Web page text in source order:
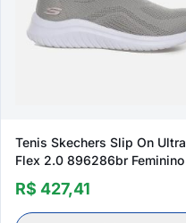
Tenis Skechers Slip On Ultra
Flex 2.0 896286br Feminino
R$ 427,41